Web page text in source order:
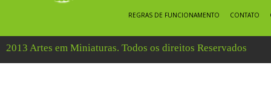
REGRAS DE FUNCIONAMENTO CONTATO
2013 Artes em Miniaturas. Todos os direitos Reservados